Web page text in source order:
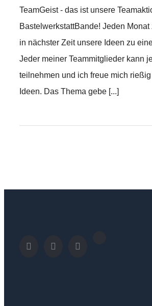
TeamGeist - das ist unsere
BastelwerkstattBande! Jeden
in nächster Zeit unsere Ideen zu
Jeder meiner Teammitglieder kann
teilnehmen und ich freue mich
Ideen. Das Thema gebe [...]